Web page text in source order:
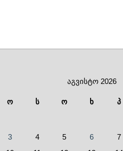
აგვისტო 2026
ო ს ო ხ პ
3
4 5 6 7